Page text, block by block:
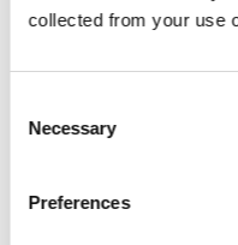
collected from your use
Selection
Necessary
Preferences
kosthållning och
möjligheten att
aspekt kan de vara
översikt och
krävs det att man